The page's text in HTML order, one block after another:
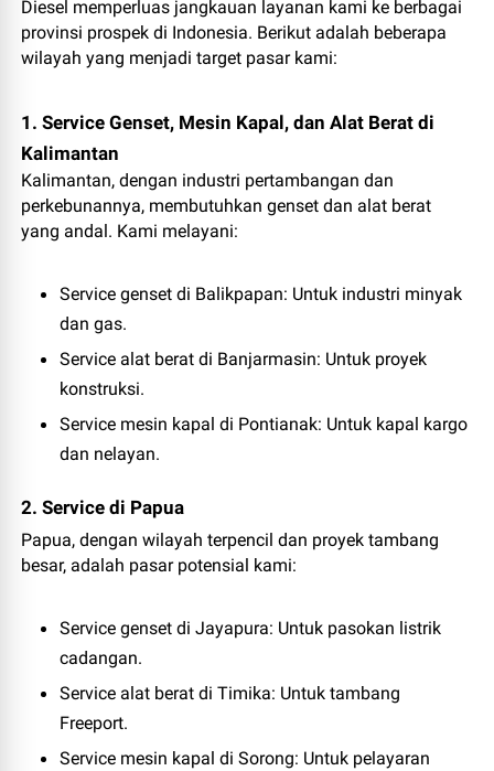
Diesel memperluas jangkauan layanan kami ke berbagai
provinsi prospek di Indonesia. Berikut adalah beberapa
wilayah yang menjadi target pasar kami:
1. Service Genset, Mesin Kapal, dan Alat Berat di
Kalimantan
Kalimantan, dengan industri pertambangan dan
perkebunannya, membutuhkan genset dan alat berat
yang andal. Kami melayani:
Service genset di Balikpapan: Untuk industri minyak
dan gas.
Service alat berat di Banjarmasin: Untuk proyek
konstruksi.
Service mesin kapal di Pontianak: Untuk kapal kargo
dan nelayan.
2. Service di Papua
Papua, dengan wilayah terpencil dan proyek tambang
besar, adalah pasar potensial kami:
Service genset di Jayapura: Untuk pasokan listrik
cadangan.
Service alat berat di Timika: Untuk tambang
Freeport.
Service mesin kapal di Sorong: Untuk pelayaran